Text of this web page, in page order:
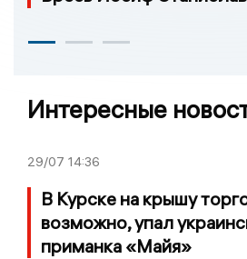
Интересные
29/07 14:36
В Курске на крышу
возможно, упал
приманка «Майя»